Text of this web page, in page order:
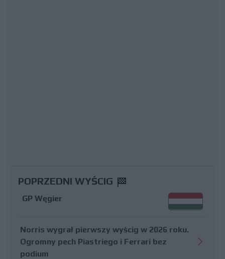
POPRZEDNI WYŚCIG
GP Węgier
Norris wygrał pierwszy wyścig w 2026 roku.
Ogromny pech Piastriego i Ferrari bez
podium